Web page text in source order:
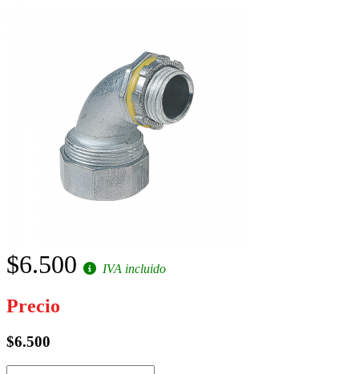
$6.500 IVA incluido
Precio
$6.500